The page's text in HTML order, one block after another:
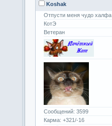
Koshak
Отпусти меня чудо халфа
КотЭ
Ветеран
Сообщений: 3599
Карма: +321/-16